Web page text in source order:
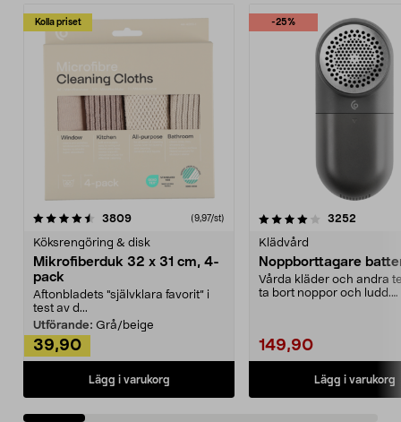
Kolla priset
3809recensioner (9,97/st)
Köksrengöring & disk
Mikrofiberduk 32 x 31 cm, 4-
pack
Aftonbladets "självklara favorit” i
test av d...
Utförande: Grå/beige
39,90
Lägg i varukorg
-25%
4.0av 5 stjärnor 3252
Klädvård
Noppborttagare
Vårda kläder och andra
ta bort noppor och ludd.
149,90
Lägg i varukorg
4.5av 5 stjärnor